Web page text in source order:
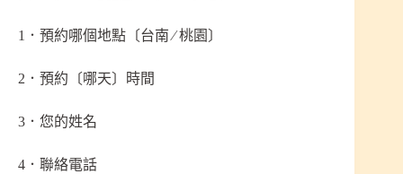
1．預約哪個地點〔台南 ∕ 桃園〕
2．預約〔哪天〕時間
3．您的姓名
4．聯絡電話